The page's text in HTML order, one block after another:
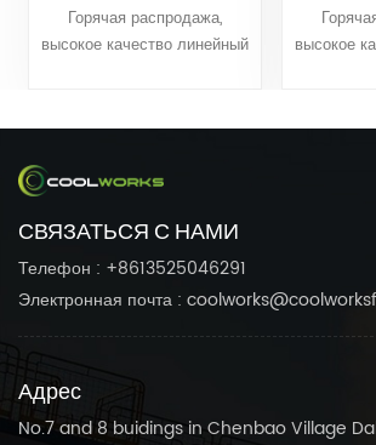
сменный элемент
линейного фильтра
Горячая распродажа,
высокое качество линейный
фитинги для воздушных
соответствии с вашими
Coolworks надежные
изделия для бесперебойной
работы вашего воздушного
компрессора.
высокое
работы
СВЯЗАТЬСЯ С НАМИ
Телефон : +8613525046291
Электронная почта :
Адрес
No.7 and 8 buidings in Chenbao Village